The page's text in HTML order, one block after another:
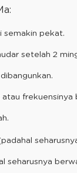
semakin pekat.
setelah 2
frekuensinya
seharusnya